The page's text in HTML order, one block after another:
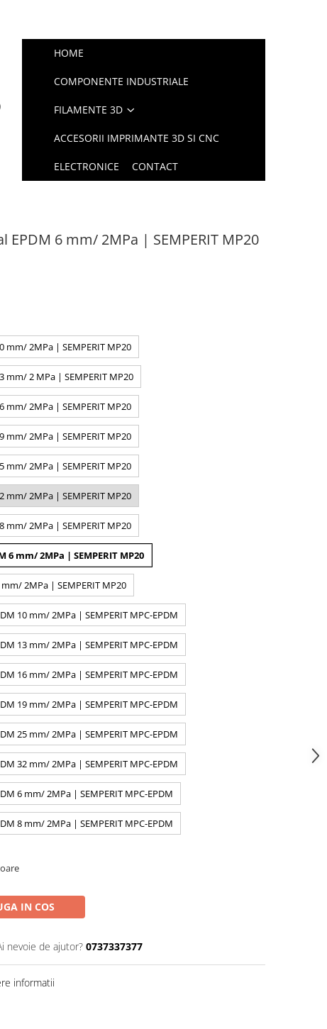
HOME
COMPONENTE INDUSTRIALE
FILAMENTE 3D
ACCESORII IMPRIMANTE 3D SI CNC
ELECTRONICE CONTACT
6 mm/ 2MPa | SEMPERIT MP20
2MPa | SEMPERIT MP20
2 MPa | SEMPERIT MP20
2MPa | SEMPERIT MP20
2MPa | SEMPERIT MP20
2MPa | SEMPERIT MP20
2MPa | SEMPERIT MP20
2MPa | SEMPERIT MP20
mm/ 2MPa | SEMPERIT MP20
2MPa | SEMPERIT MP20
10 mm/ 2MPa | SEMPERIT MPC-EPDM
13 mm/ 2MPa | SEMPERIT MPC-EPDM
16 mm/ 2MPa | SEMPERIT MPC-EPDM
19 mm/ 2MPa | SEMPERIT MPC-EPDM
25 mm/ 2MPa | SEMPERIT MPC-EPDM
32 mm/ 2MPa | SEMPERIT MPC-EPDM
6 mm/ 2MPa | SEMPERIT MPC-EPDM
8 mm/ 2MPa | SEMPERIT MPC-EPDM
IN COS
nevoie de ajutor? 0737337377
informatii